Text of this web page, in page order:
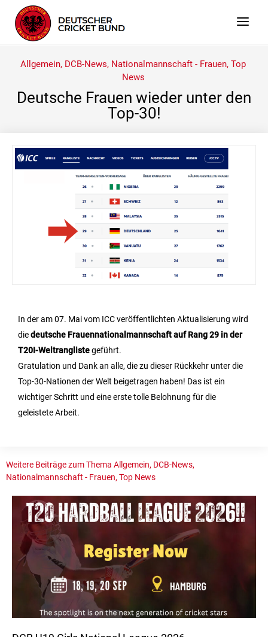
Allgemein, DCB-News, Nationalmannschaft - Frauen, Top
News
Deutsche Frauen wieder unter den
Top-30!
In der am 07. Mai vom ICC veröffentlichten Aktualisierung wird
diedeutsche Frauennationalmannschaft auf Rang 29 in der
T20I-Weltranglistegeführt.
Gratulation und Dank an alle, die zu dieser Rückkehr unter die
Top-30-Nationen der Welt beigetragen haben! Das ist ein
wichtiger Schritt und eine erste tolle Belohnung für die
geleistete Arbeit.
Weitere Beiträge zum Thema Allgemein, DCB-News,
Nationalmannschaft - Frauen, Top News